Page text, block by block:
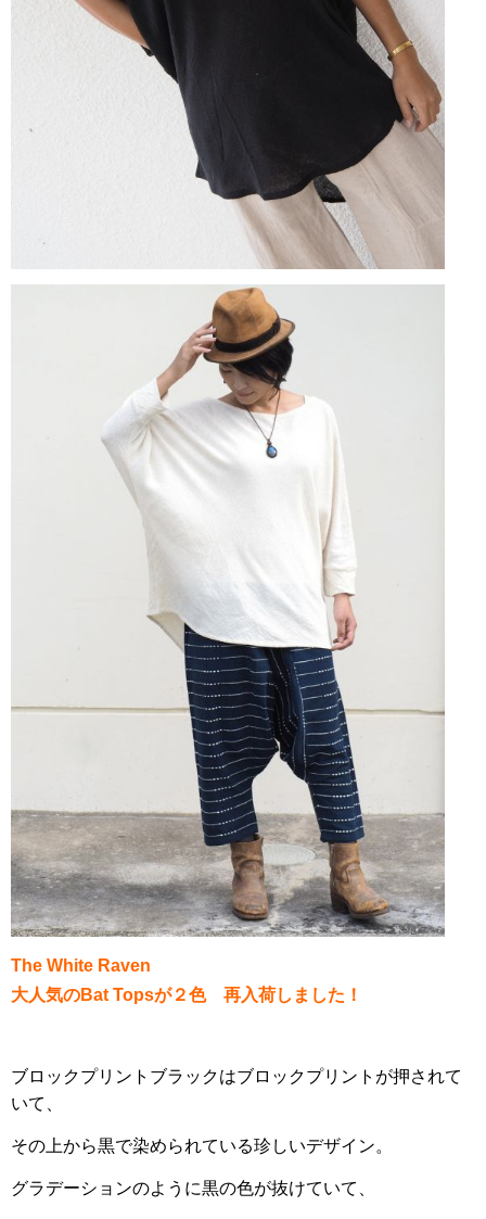
The White Raven
大人気のBat Topsが２色 再入荷しました！
ブロックプリントブラックはブロックプリントが押されて
いて、
その上から黒で染められている珍しいデザイン。
グラデーションのように黒の色が抜けていて、